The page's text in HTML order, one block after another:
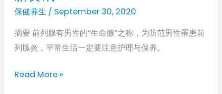
儿，
拿
走
谢
保健养生/ September 30, 2020
摘要 前列腺有男性的“生命腺”之称，为防范男性罹患前
列腺炎，平常生活一定要注意护理与保养。
错
男
性
Read More »